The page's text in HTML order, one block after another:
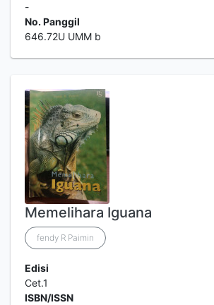
-
No. Panggil
646.72U UMM b
Memelihara Iguana
fendy R Paimin
Edisi
Cet.1
ISBN/ISSN